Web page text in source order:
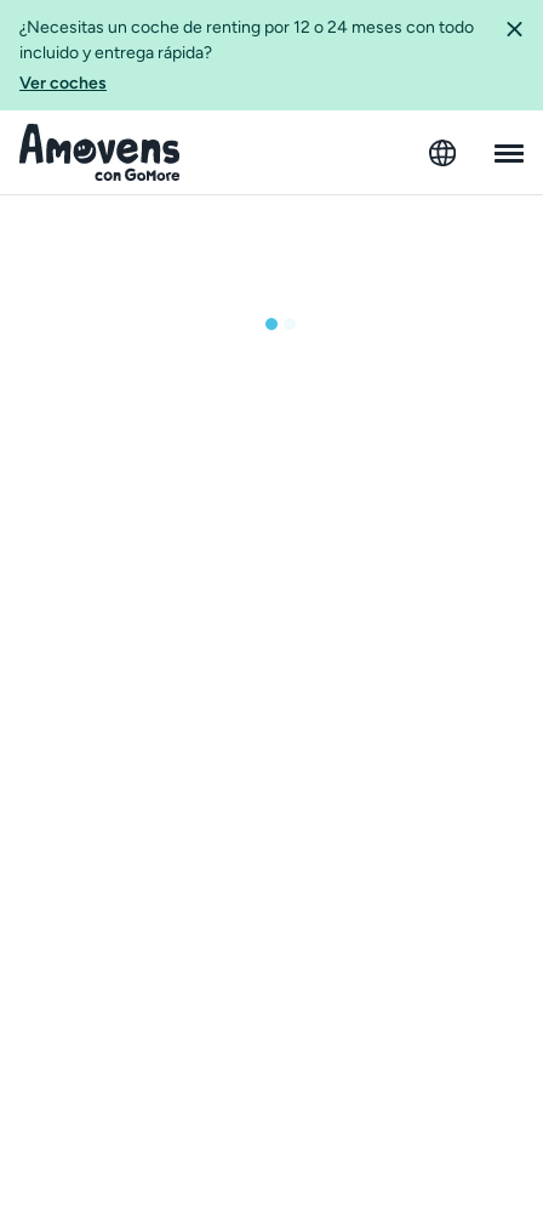
¿Necesitas un coche de renting por 12 o 24 meses con todo
incluido y entrega rápida?
Ver coches